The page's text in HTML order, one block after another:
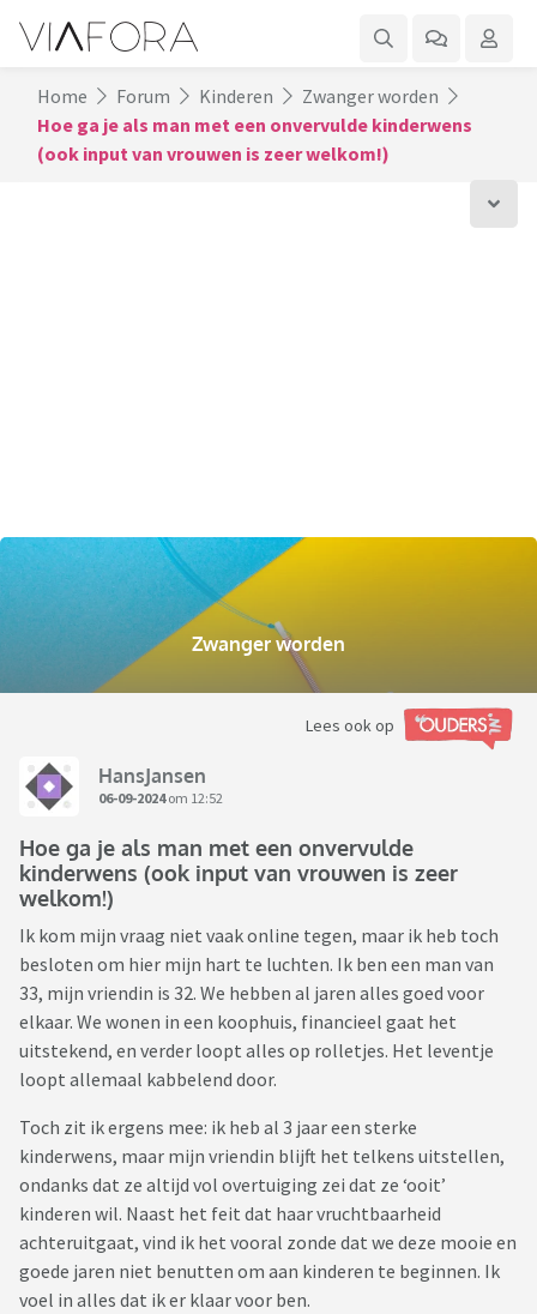
Home Forum Kinderen
Zwanger worden
Hoe ga je als man met een onvervulde kinderwens
(ook input van vrouwen is zeer welkom!)
Zwanger worden
Lees ook op
HansJansen
06-09-2024om 12:52
Hoe ga je als man met een onvervulde
kinderwens (ook input van vrouwen is zeer
welkom!)
Ik kom mijn vraag niet vaak online tegen, maar ik heb toch
besloten om hier mijn hart te luchten. Ik ben een man van
33, mijn vriendin is 32. We hebben al jaren alles goed voor
elkaar. We wonen in een koophuis, financieel gaat het
uitstekend, en verder loopt alles op rolletjes. Het leventje
loopt allemaal kabbelend door.
Toch zit ik ergens mee: ik heb al 3 jaar een sterke
kinderwens, maar mijn vriendin blijft het telkens uitstellen,
ondanks dat ze altijd vol overtuiging zei dat ze ‘ooit’
kinderen wil. Naast het feit dat haar vruchtbaarheid
achteruitgaat, vind ik het vooral zonde dat we deze mooie en
goede jaren niet benutten om aan kinderen te beginnen. Ik
voel in alles dat ik er klaar voor ben.